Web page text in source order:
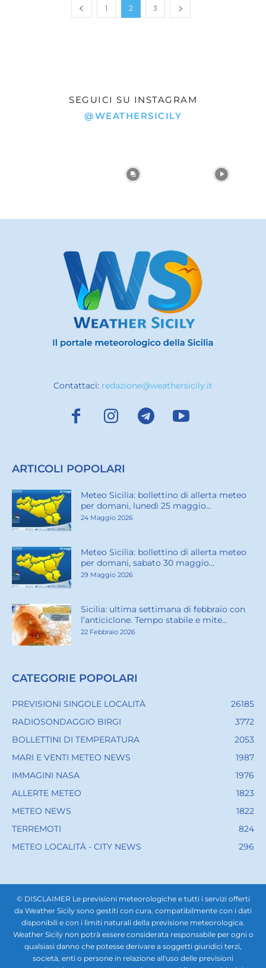
1 2 3
SEGUICI SU INSTAGRAM
@WEATHERSICILY
Contattaci: redazione@weathersicily.it
ARTICOLI POPOLARI
Meteo Sicilia: bollettino di allerta meteo
per domani, lunedì 25 maggio...
24 Maggio 2026
Meteo Sicilia: bollettino di allerta meteo
per domani, sabato 30 maggio...
29 Maggio 2026
Sicilia: ultima settimana di febbraio con
l’anticiclone. Tempo stabile e mite...
22 Febbraio 2026
CATEGORIE POPOLARI
PREVISIONI SINGOLE LOCALITÀ
26185
RADIOSONDAGGIO BIRGI
3772
BOLLETTINI DI TEMPERATURA
2053
MARI E VENTI METEO NEWS
1987
IMMAGINI NASA
1976
ALLERTE METEO
1823
METEO NEWS
1822
TERREMOTI
824
METEO LOCALITÀ - CITY NEWS
296
© DISCLAIMER Le previsioni meteorologiche e tutti i servizi offerti
da Weather Sicily sono gestiti con cura, compatibilmente con i dati
disponibili e con i limiti naturali della previsione meteorologica.
Weather Sicily non potrà essere considerata responsabile per ogni o
qualsiasi danno che potesse derivare a soggetti giuridici terzi,
società, enti o persone in relazione all'uso delle previsioni